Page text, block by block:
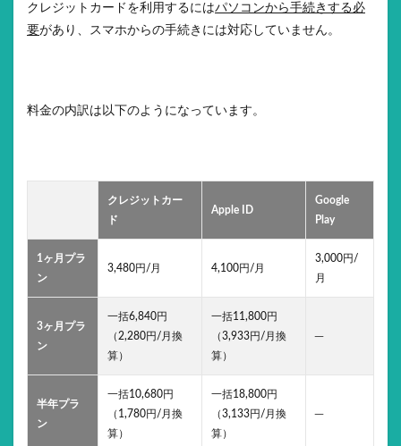
クレジットカードを利用するにはパソコンから手続きする必
要があり、スマホからの手続きには対応していません。
料金の内訳は以下のようになっています。
クレジットカー
ド
Apple ID
Google
Play
1ヶ月プラ
ン
3,480円/月 4,100円/月
3,000円/
月
3ヶ月プラ
ン
一括6,840円
（2,280円/月換
算）
一括11,800円
（3,933円/月換
算）
─
半年プラ
ン
一括10,680円
（1,780円/月換
算）
一括18,800円
（3,133円/月換
算）
─